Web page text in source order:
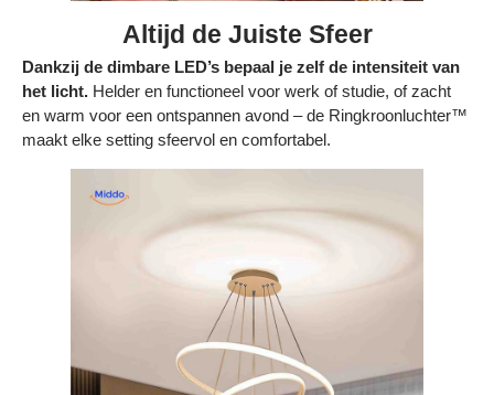
Altijd de Juiste Sfeer
Dankzij de dimbare LED’s bepaal je zelf de intensiteit van
het licht. Helder en functioneel voor werk of studie, of zacht
en warm voor een ontspannen avond – de Ringkroonluchter™
maakt elke setting sfeervol en comfortabel.